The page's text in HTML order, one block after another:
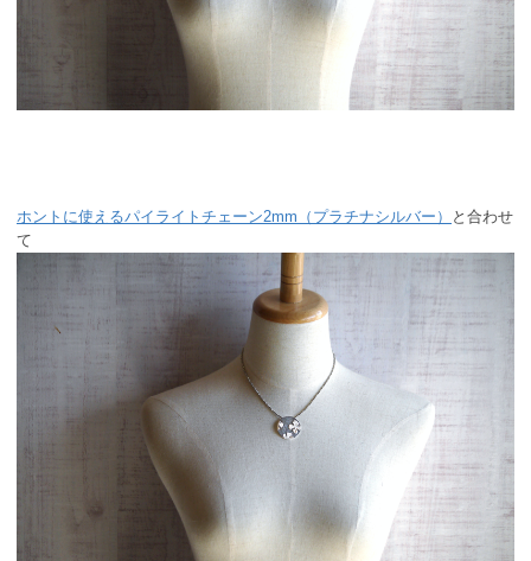
ホントに使えるパイライトチェーン2mm（プラチナシルバー）
と合わせ
て